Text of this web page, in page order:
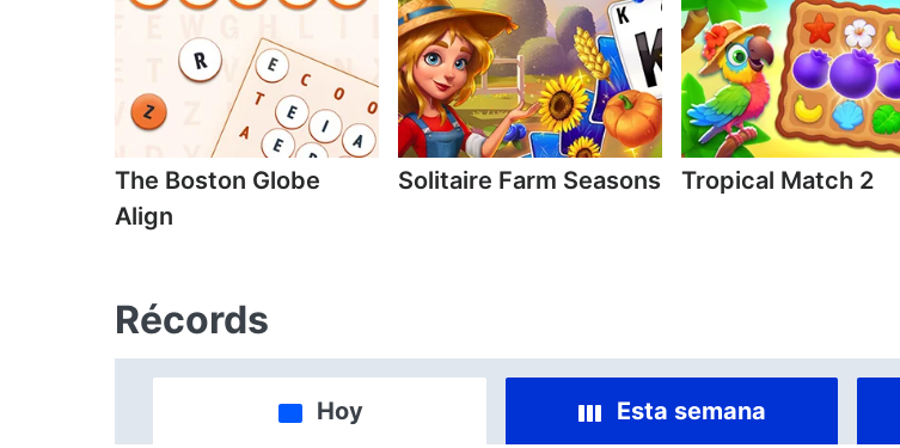
The Boston Globe
Align
Solitaire Farm Seasons Tropical Match 2
Récords
Hoy Esta semana